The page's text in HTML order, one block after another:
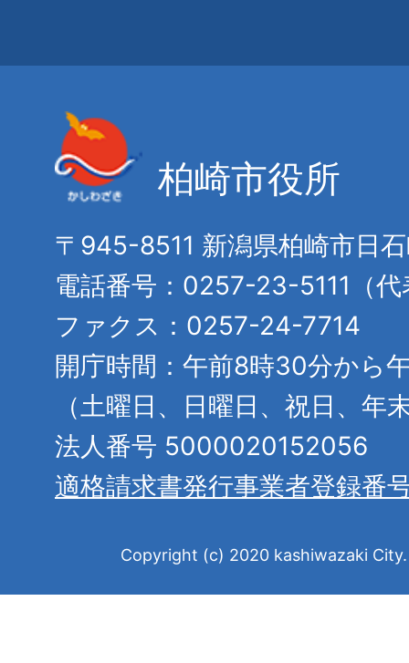
柏崎市役所
〒945-8511 新潟県柏崎市日
電話番号：0257-23-5111（代
ファクス：0257-24-7714
開庁時間：午前8時30分から
（土曜日、日曜日、祝日、年
法人番号 5000020152056
適格請求書発行事業者登録番
Copyright (c) 2020 kashiwazaki